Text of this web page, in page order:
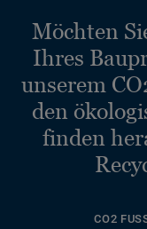
Möchten
Ihres
unserem
den
finden
CO2